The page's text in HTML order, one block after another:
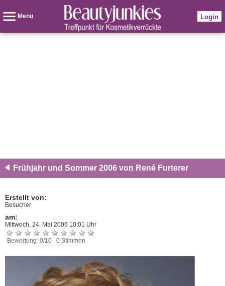
Menü Login
Frühjahr und Sommer 2006 von René Furterer
Erstellt von:
Besucher
am:
Mittwoch, 24. Mai 2006 10:01 Uhr
Bewertung: 0/10 0 Stimmen